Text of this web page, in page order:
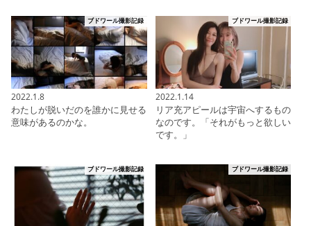
ブドワール撮影記録
2022.1.8
わたしが脱いだのを誰かに見せる
意味があるのかな。
ブドワール撮影記録
2022.1.14
リア充アピールは宇宙へするもの
なのです。「それがもっと欲しい
です。」
ブドワール撮影記録 ブドワール撮影記録